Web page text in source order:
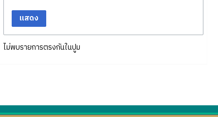
แสดง
ไม่พบรายการตรงกันในปูม